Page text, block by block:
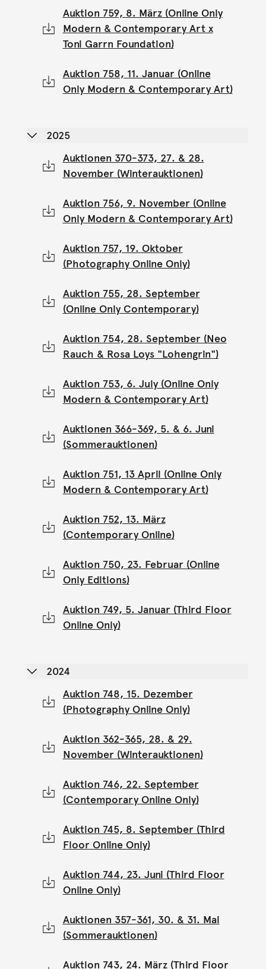
Auktion 759, 8. März (Online Only
Modern & Contemporary Art x
Toni Garrn Foundation)
Auktion 758, 11. Januar (Online
Only Modern & Contemporary Art)
2025
Auktionen 370-373, 27. & 28.
November (Winterauktionen)
Auktion 756, 9. November (Online
Only Modern & Contemporary Art)
Auktion 757, 19. Oktober
(Photography Online Only)
Auktion 755, 28. September
(Online Only Contemporary)
Auktion 754, 28. September (Neo
Rauch & Rosa Loys "Lohengrin")
Auktion 753, 6. July (Online Only
Modern & Contemporary Art)
Auktionen 366-369, 5. & 6. Juni
(Sommerauktionen)
Auktion 751, 13 April (Online Only
Modern & Contemporary Art)
Auktion 752, 13. März
(Contemporary Online)
Auktion 750, 23. Februar (Online
Only Editions)
Auktion 749, 5. Januar (Third Floor
Online Only)
2024
Auktion 748, 15. Dezember
(Photography Online Only)
Auktion 362-365, 28. & 29.
November (Winterauktionen)
Auktion 746, 22. September
(Contemporary Online Only)
Auktion 745, 8. September (Third
Floor Online Only)
Auktion 744, 23. Juni (Third Floor
Online Only)
Auktionen 357-361, 30. & 31. Mai
(Sommerauktionen)
Auktion 743, 24. März (Third Floor